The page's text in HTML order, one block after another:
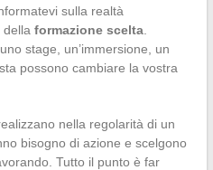
sulla realtà
della formazione scelta.
stage, un’immersione, un
possono cambiare la vostra
nella regolarità di un
bisogno di azione e scelgono
Tutto il punto è far